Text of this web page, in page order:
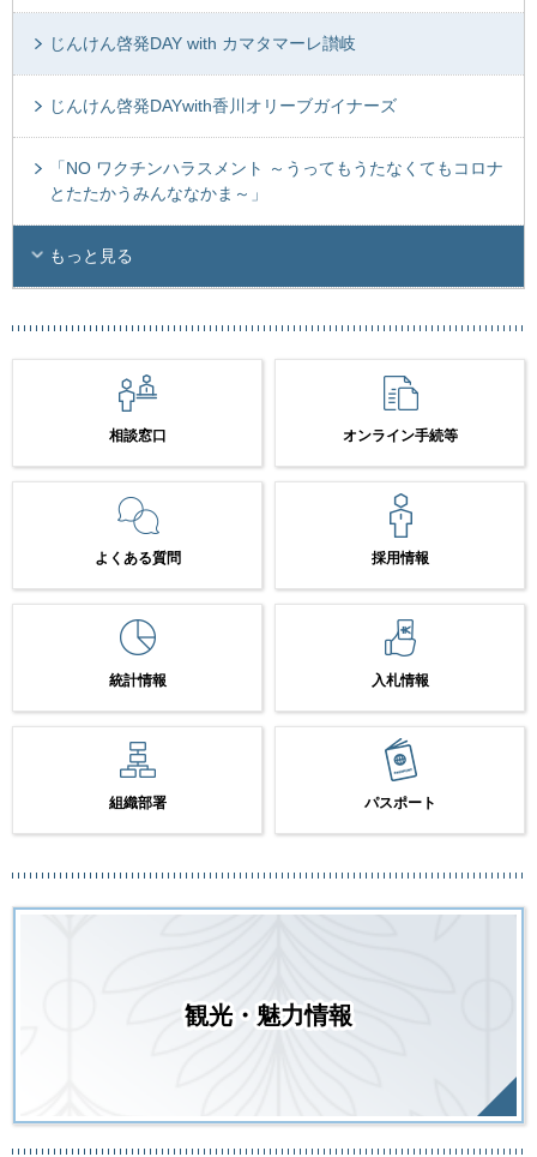
じんけん啓発DAY with カマタマーレ讃岐
じんけん啓発DAYwith香川オリーブガイナーズ
「NO ワクチンハラスメント ～うってもうたなくてもコロナ
とたたかうみんななかま～」
もっと見る
相談窓口 オンライン手続等
よくある質問 採用情報
統計情報 入札情報
組織部署 パスポート
観光・魅力情報